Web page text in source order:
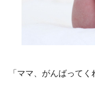
「ママ、がんばってく